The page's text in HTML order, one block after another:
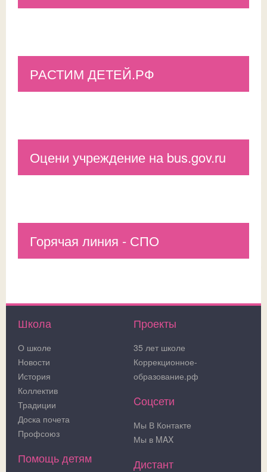
РАСТИМ ДЕТЕЙ.РФ
Оцени учреждение на bus.gov.ru
Горячая линия - СПО
Школа
О школе
Новости
История
Коллектив
Традиции
Доска почета
Профсоюз
Помощь детям
Проекты
35 лет школе
Коррекционное-
образование.рф
Cоцсети
Мы В Контакте
Мы в MAX
Дистант